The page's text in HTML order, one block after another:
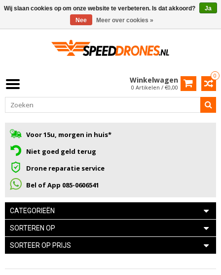
0
Winkelwagen
0 Artikelen / €0,00
Voor 15u, morgen in huis*
Niet goed geld terug
Drone reparatie service
Bel of App 085-0606541
CATEGORIEËN
SORTEREN OP
SORTEER OP PRIJS
Wij slaan cookies op om onze website te verbeteren. Is dat akkoord?
Ja
Nee
Meer over cookies »